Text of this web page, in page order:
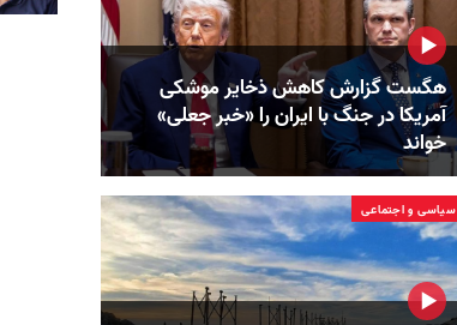
هگست گزارش کاهش ذخایر موشکی
آمریکا در جنگ با ایران را «خبر جعلی»
خواند
سیاسی و اجتماعی